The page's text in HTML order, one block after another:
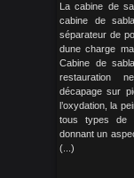
La cabine de
cabine de
séparateur de
dune charge
Cabine de
restauration
décapage sur
l’oxydation, la
tous types de
donnant un
(...)